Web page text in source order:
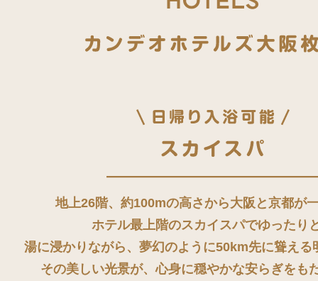
地上26階、約100mの高さから大阪と京都が
ホテル最上階のスカイスパでゆったり
湯に浸かりながら、夢幻のように50km先に聳える
その美しい光景が、心身に穏やかな安らぎをも